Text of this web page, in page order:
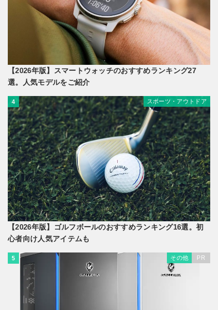
【2026年版】スマートウォッチのおすすめランキング27
選。人気モデルをご紹介
4 スポーツ・アウトドア
【2026年版】ゴルフボールのおすすめランキング16選。初
心者向け人気アイテムも
5 その他 PR